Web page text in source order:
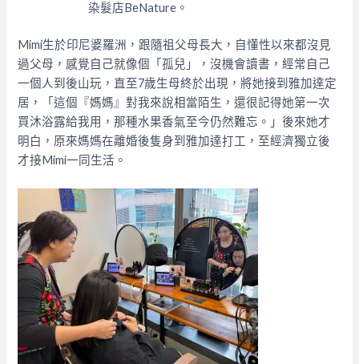
染髮店BeNature。
Mimi生於印尼婆羅洲，跟隨祖父母長大，自懂性以來都沒見
過父母，感覺自己就像個「孤兒」，沒機會讀書，經常自己
一個人到後山玩，直至7歲生母終於出現，將她接到雅加達定
居，「這個『媽媽』對我來說相當陌生，還很記得她第一次
買沐浴露給我用，那種水果香氣至今仍然難忘。」後來她才
明白，原來媽媽在離婚後隻身到雅加達打工，至經濟獨立後
才接Mimi一同生活。